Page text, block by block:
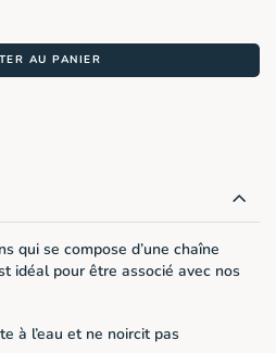
AU PANIER
qui se compose d’une chaîne
idéal pour être associé avec nos
à l’eau et ne noircit pas